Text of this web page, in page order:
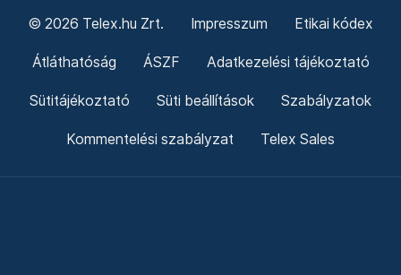
© 2026 Telex.hu Zrt. Impresszum Etikai kódex
Átláthatóság ÁSZF Adatkezelési tájékoztató
Sütitájékoztató Süti beállítások Szabályzatok
Kommentelési szabályzat Telex Sales